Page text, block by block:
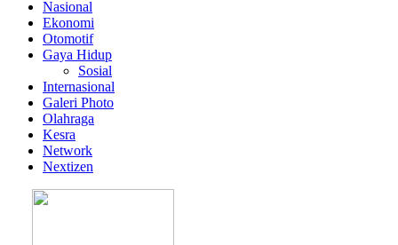
Nasional
Ekonomi
Otomotif
Gaya Hidup
Sosial
Internasional
Galeri Photo
Olahraga
Kesra
Network
Nextizen